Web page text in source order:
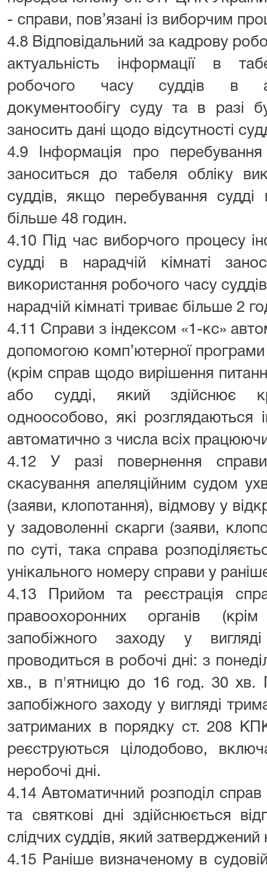
- справи, пов’язані із виборчим
4.8 Відповідальний за кадрову
актуальність інформації в
робочого часу суддів в
документообігу суду та в разі
заносить дані щодо відсутності
4.9 Інформація про перебування
заноситься до табеля обліку
суддів, якщо перебування судді
більше 48 годин.
4.10 Під час виборчого процесу
судді в нарадчій кімнаті
використання робочого часу
нарадчій кімнаті триває більше 2
4.11 Справи з індексом «1-кс»
допомогою комп’ютерної програми
(крім справ щодо вирішення
або судді, який здійснює
одноособово, які
автоматично з числа всіх
4.12 У разі повернення
скасування апеляційним судом
(заяви, клопотання), відмову у
у задоволенні скарги (заяви,
по суті, така справа
унікального номеру справи у
4.13 Прийом та реєстрація
правоохоронних органів
запобіжного заходу у
проводиться в робочі дні: з
хв., в п'ятницю до 16 год. 30 хв.
запобіжного заходу у вигляді
затриманих в порядку ст. 208
реєструються цілодобово,
неробочі дні.
4.14 Автоматичний розподіл справ
та святкові дні здійснюється
слідчих суддів, який
4.15 Раніше визначеному в